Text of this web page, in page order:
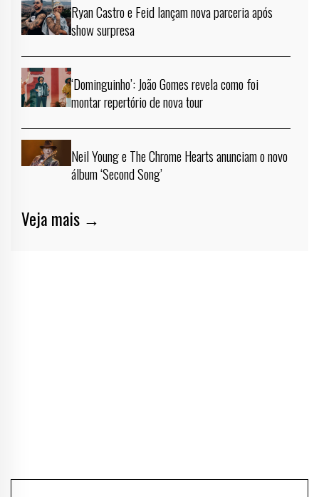
Ryan Castro e Feid lançam nova parceria após
show surpresa
‘Dominguinho’: João Gomes revela como foi
montar repertório de nova tour
Neil Young e The Chrome Hearts anunciam o novo
álbum ‘Second Song’
Veja mais →